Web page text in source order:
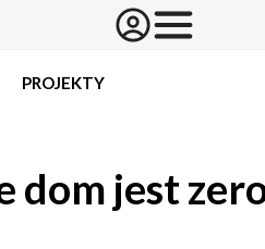
PROJEKTY
dom jest